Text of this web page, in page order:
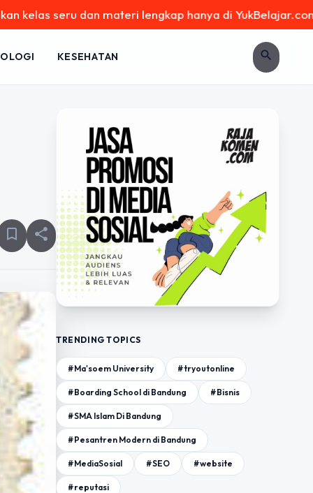
dan materi lengkap hanya di YukBelajar.com. Mulai
KESEHATAN search
bookmark_border share
TRENDING TOPICS
#Ma'soem University #tryoutonline
#Boarding School di Bandung #Bisnis
#SMA Islam Di Bandung
#Pesantren Modern di Bandung
#MediaSosial #SEO #website
#reputasi